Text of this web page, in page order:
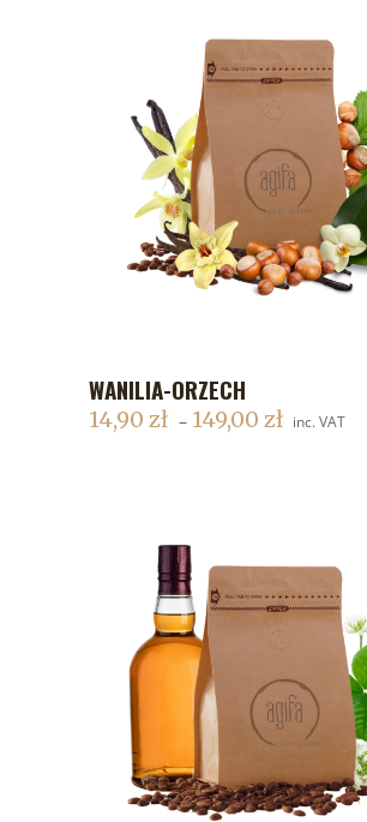
DODAJ DO KOSZYKA
WANILIA-ORZECH
14,90 zł – 149,00 zł inc. VAT